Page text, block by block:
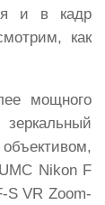
и в кадр
как
мощного
Nikon F
S VR Zoom-